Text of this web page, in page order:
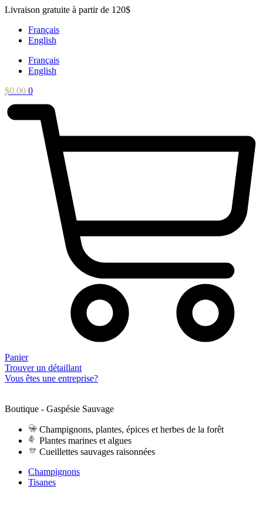
Aller
contenu
Livraison gratuite à partir de 120$
Français
English
Français
English
$0.00 0
Panier
Trouver un détaillant
Vous êtes une entreprise?
Boutique - Gaspésie Sauvage
Champignons, plantes, épices et herbes de la forêt
Plantes marines et algues
Cueillettes sauvages raisonnées
Champignons
Tisanes